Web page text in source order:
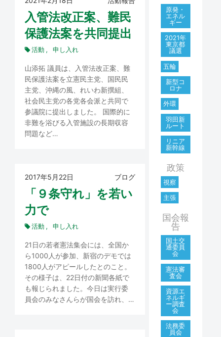
入管法改正案、難民
保護法案を共同提出
活動 申し入れ
山添拓 議員は、入管法改正案、難
民保護法案を立憲民主党、国民民
主党、沖縄の風、れいわ新撰組、
社会民主党の各党各会派と共同で
参議院に提出しました。 国際的に
非難を浴びる入管施設の長期収容
問題など…
2017年5月22日 ブログ
「９条守れ」を若い
力で
活動 申し入れ
21日の若者憲法集会には、全国か
ら1000人が参加、新宿のデモでは
1800人がアピールしたとのこと。
その様子は、22日付の新聞各紙で
も報じられました。今日は実行委
員会のみなさんらが国会を訪れ、…
原発・
エネル
ギー
2021年
東京都
議選
五輪
新型コ
ロナ
外環
羽田新
ルート
リニア
新幹線
政策
視察
主張
国会報
告
国土交
通委員
会
憲法審
査会
資源エ
ネルギ
ー調査
会
法務委
員会